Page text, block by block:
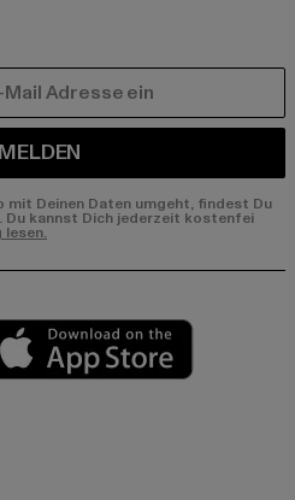
Deinen Daten umgeht, findest Du
Du kannst Dich jederzeit kostenfei
lesen.
market